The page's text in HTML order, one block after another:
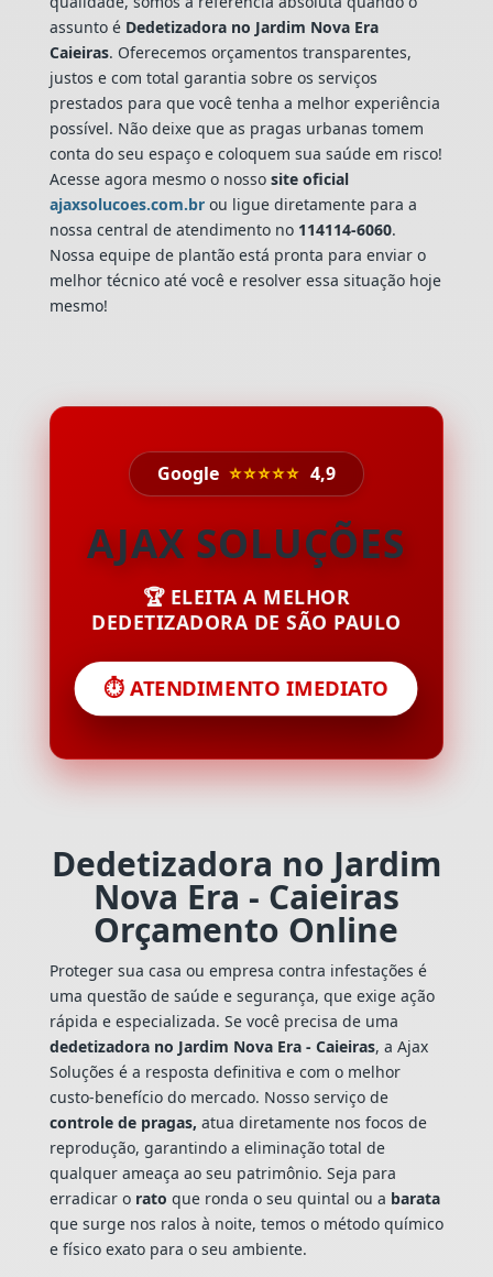
assunto é Dedetizadora no Jardim Nova Era
Caieiras. Oferecemos orçamentos transparentes,
justos e com total garantia sobre os serviços
prestados para que você tenha a melhor experiência
possível. Não deixe que as pragas urbanas tomem
conta do seu espaço e coloquem sua saúde em risco!
Acesse agora mesmo o nossosite oficial
ajaxsolucoes.com.brou ligue diretamente para a
nossa central de atendimento no 114114-6060.
Nossa equipe de plantão está pronta para enviar o
melhor técnico até você e resolver essa situação hoje
mesmo!
Google ⭐⭐⭐⭐⭐ 4,9
AJAX SOLUÇÕES
🏆 ELEITA A MELHOR
DEDETIZADORA DE SÃO PAULO
⏱️ ATENDIMENTO IMEDIATO
Dedetizadora no Jardim
Nova Era - Caieiras
Orçamento Online
Proteger sua casa ou empresa contra infestações é
uma questão de saúde e segurança, que exige ação
rápida e especializada. Se você precisa de uma
dedetizadora no Jardim Nova Era - Caieiras, a Ajax
Soluções é a resposta definitiva e com o melhor
custo-benefício do mercado. Nosso serviço de
controle de pragas, atua diretamente nos focos de
reprodução, garantindo a eliminação total de
qualquer ameaça ao seu patrimônio. Seja para
erradicar o rato que ronda o seu quintal ou a barata
que surge nos ralos à noite, temos o método químico
e físico exato para o seu ambiente.